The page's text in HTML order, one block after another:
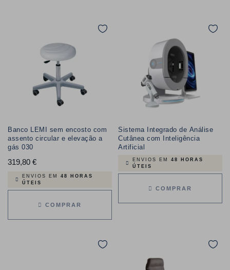
Banco LEMI sem encosto com
assento circular e elevação a
gás 030
319,80 €Preço
ENVIOS EM 48 HORAS
ÚTEIS
COMPRAR
Sistema Integrado de Análise
Cutânea com Inteligência
Artificial
ENVIOS EM 48 HORAS
ÚTEIS
COMPRAR